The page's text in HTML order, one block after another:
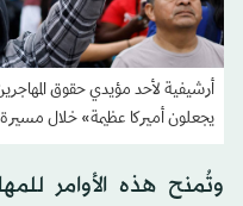
أرشيفية لأحد مؤيدي حقوق
يجعلون أميركا عظيمة» خلال مسيرة
وتُمنح هذه الأوامر